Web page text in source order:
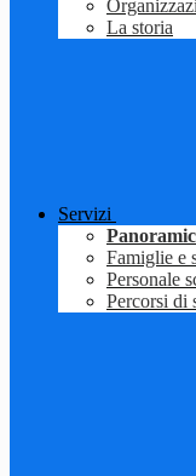
La storia
Servizi
Famiglie e
Personale
Percorsi di